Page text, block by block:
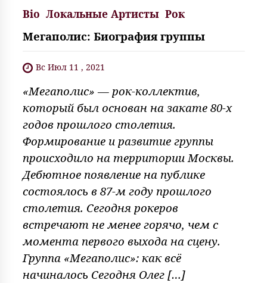
Bio Локальные Артисты Рок
Мегаполис: Биография группы
Вс Июл 11 , 2021
«Мегаполис» — рок-коллектив,
который был основан на закате 80-х
годов прошлого столетия.
Формирование и развитие группы
происходило на территории Москвы.
Дебютное появление на публике
состоялось в 87-м году прошлого
столетия. Сегодня рокеров
встречают не менее горячо, чем с
момента первого выхода на сцену.
Группа «Мегаполис»: как всё
начиналось Сегодня Олег […]